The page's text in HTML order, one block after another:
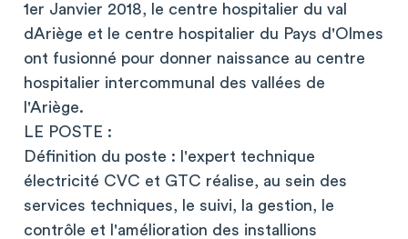
1er Janvier 2018, le centre hospitalier du val
dAriège et le centre hospitalier du Pays d'Olmes
ont fusionné pour donner naissance au centre
hospitalier intercommunal des vallées de
l'Ariège.
LE POSTE :
Définition du poste : l'expert technique
électricité CVC et GTC réalise, au sein des
services techniques, le suivi, la gestion, le
contrôle et l'amélioration des installions